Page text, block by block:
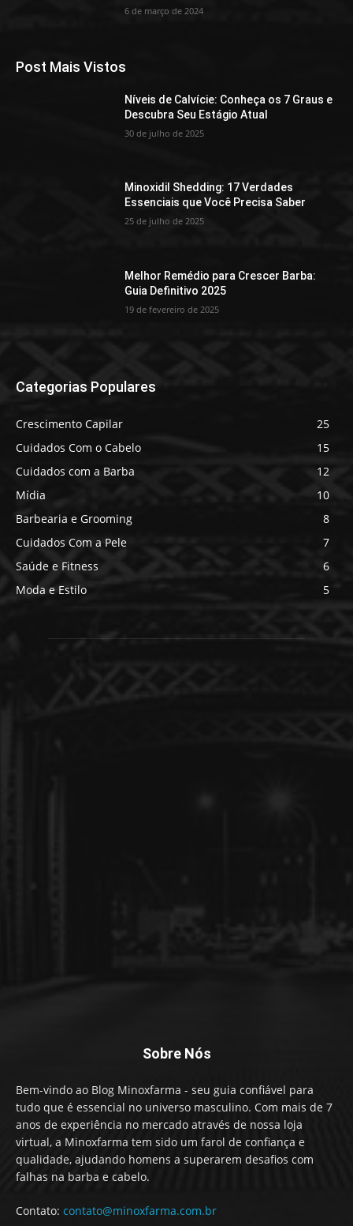
6 de março de 2024
Post Mais Vistos
Níveis de Calvície: Conheça os 7 Graus e
Descubra Seu Estágio Atual
30 de julho de 2025
Minoxidil Shedding: 17 Verdades
Essenciais que Você Precisa Saber
25 de julho de 2025
Melhor Remédio para Crescer Barba:
Guia Definitivo 2025
19 de fevereiro de 2025
Categorias Populares
Crescimento Capilar
25
Cuidados Com o Cabelo
15
Cuidados com a Barba
12
Mídia
10
Barbearia e Grooming
8
Cuidados Com a Pele
7
Saúde e Fitness
6
Moda e Estilo
5
Sobre Nós
Bem-vindo ao Blog Minoxfarma - seu guia confiável para
tudo que é essencial no universo masculino. Com mais de 7
anos de experiência no mercado através de nossa loja
virtual, a Minoxfarma tem sido um farol de confiança e
qualidade, ajudando homens a superarem desafios com
falhas na barba e cabelo.
Contato: contato@minoxfarma.com.br